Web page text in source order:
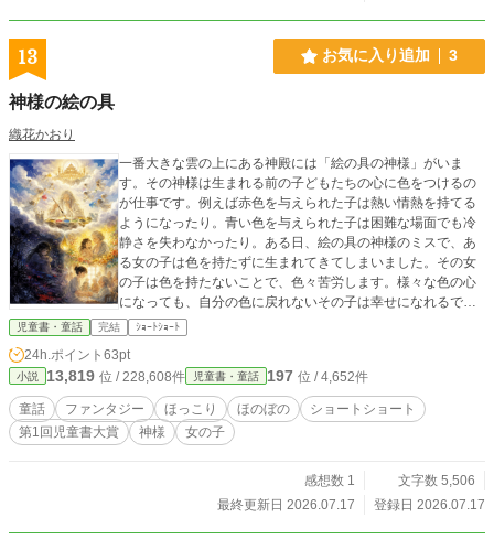
13 お気に入り追加 3
神様の絵の具
織花かおり
一番大きな雲の上にある神殿には「絵の具の神様」がいま
す。その神様は生まれる前の子どもたちの心に色をつけるの
が仕事です。例えば赤色を与えられた子は熱い情熱を持てる
ようになったり。青い色を与えられた子は困難な場面でも冷
静さを失わなかったり。ある日、絵の具の神様のミスで、あ
る女の子は色を持たずに生まれてきてしまいました。その女
の子は色を持たないことで、色々苦労します。様々な色の心
になっても、自分の色に戻れないその子は幸せになれるでし
ょうか？ハッピーエンドです。 ※この物語は色彩心理学には
基づいてはおりません。
児童書・童話 完結 ｼｮｰﾄｼｮｰﾄ
24h.ポイント 63pt
小説 13,819 位 / 228,608件 児童書・童話 197 位 / 4,652件
童話 ファンタジー ほっこり ほのぼの
ショートショート
第1回児童書大賞
神様 女の子
感想数 1
文字数 5,506
最終更新日 2026.07.17
登録日 2026.07.17